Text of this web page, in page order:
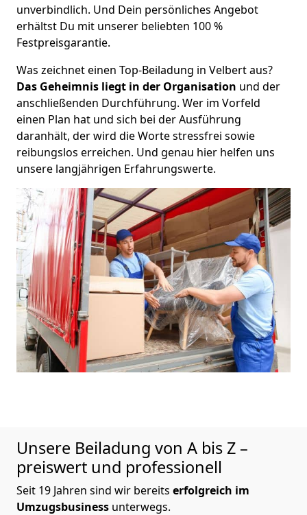
unverbindlich. Und Dein persönliches Angebot
erhältst Du mit unserer beliebten 100 %
Festpreisgarantie.
Was zeichnet einen Top-Beiladung in Velbert aus?
Das Geheimnis liegt in der Organisation und der
anschließenden Durchführung. Wer im Vorfeld
einen Plan hat und sich bei der Ausführung
daranhält, der wird die Worte stressfrei sowie
reibungslos erreichen. Und genau hier helfen uns
unsere langjährigen Erfahrungswerte.
Unsere Beiladung von A bis Z –
preiswert und professionell
Seit 19 Jahren sind wir bereits erfolgreich im
Umzugsbusiness unterwegs.